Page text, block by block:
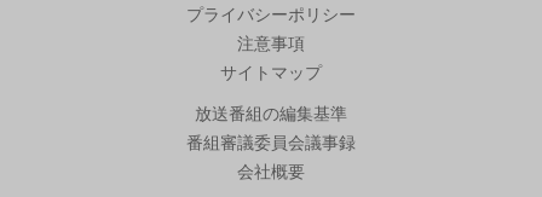
プライバシーポリシー
注意事項
サイトマップ
放送番組の編集基準
番組審議委員会議事録
会社概要